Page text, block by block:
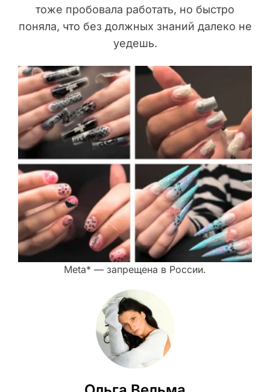
тоже пробовала работать, но быстро
поняла, что без должных знаний далеко не
уедешь.
Meta* — запрещена в России.